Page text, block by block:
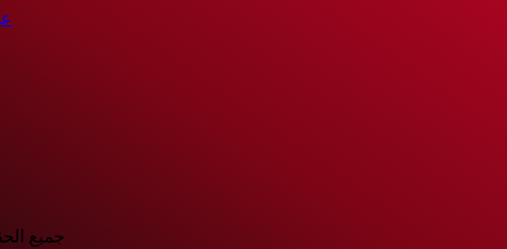
جميع